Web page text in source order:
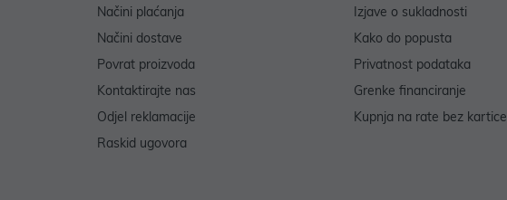
Načini plaćanja
Načini dostave
Povrat proizvoda
Kontaktirajte nas
Odjel reklamacije
Raskid ugovora
Izjave o sukladnosti
Kako do popusta
Privatnost podataka
Grenke financiranje
Kupnja na rate bez kartice